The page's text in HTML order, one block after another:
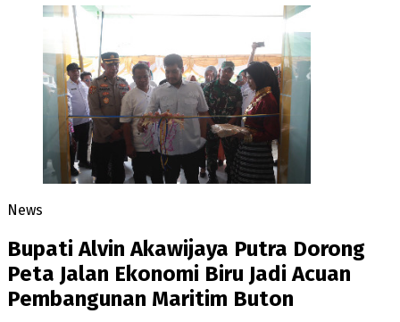
News
Bupati Alvin Akawijaya Putra Dorong
Peta Jalan Ekonomi Biru Jadi Acuan
Pembangunan Maritim Buton